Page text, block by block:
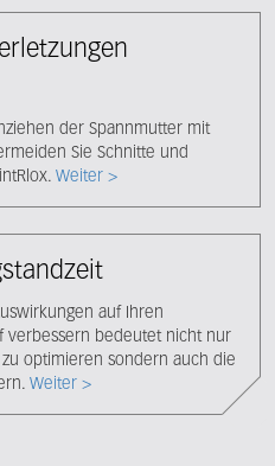
der Spannmutter mit
Sie Schnitte und
Weiter >
auf Ihren
verbessern bedeutet nicht nur
optimieren sondern auch die
Weiter >